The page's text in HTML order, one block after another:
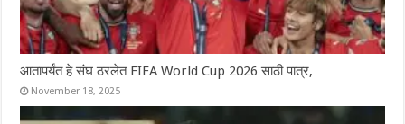
आतापर्यंत हे संघ ठरलेत FIFA World Cup 2026 साठी पात्र,
November 18, 2025